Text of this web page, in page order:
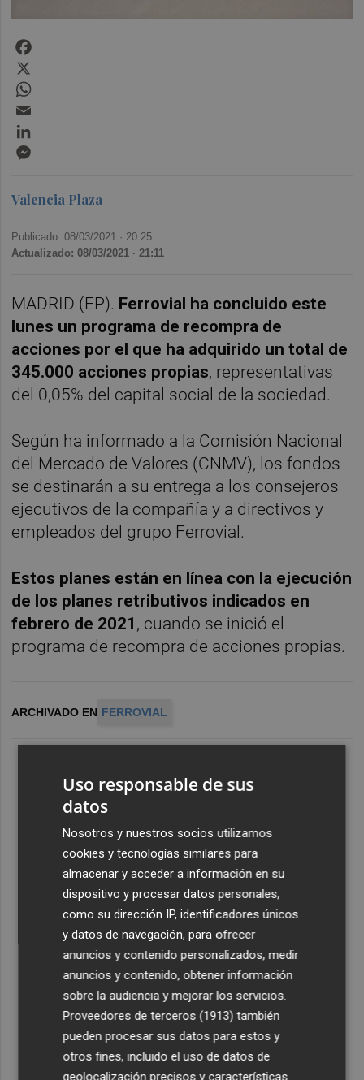
Valencia Plaza
Publicado: 08/03/2021 · 20:25
Actualizado: 08/03/2021 · 21:11
MADRID (EP). Ferrovial ha concluido este
lunes un programa de recompra de
acciones por el que ha adquirido un total de
345.000 acciones propias, representativas
del 0,05% del capital social de la sociedad.
Según ha informado a la Comisión Nacional
del Mercado de Valores (CNMV), los fondos
se destinarán a su entrega a los consejeros
ejecutivos de la compañía y a directivos y
empleados del grupo Ferrovial.
Estos planes están en línea con la ejecución
de los planes retributivos indicados en
febrero de 2021 , cuando se inició el
programa de recompra de acciones propias.
ARCHIVADO EN FERROVIAL
Uso responsable de sus
datos
Nosotros y nuestros socios utilizamos
cookies y tecnologías similares para
almacenar y acceder a información en su
dispositivo y procesar datos personales,
como su dirección IP, identificadores únicos
y datos de navegación, para ofrecer
anuncios y contenido personalizados, medir
anuncios y contenido, obtener información
sobre la audiencia y mejorar los servicios.
Proveedores de terceros (1913) también
pueden procesar sus datos para estos y
otros fines, incluido el uso de datos de
geolocalización precisos y características